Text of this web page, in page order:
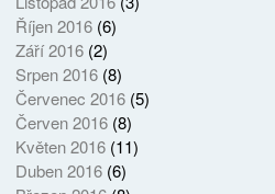
Říjen 2016(6)
Září 2016(2)
Srpen 2016(8)
Červenec 2016(5)
Červen 2016(8)
Květen 2016(11)
Duben 2016(6)